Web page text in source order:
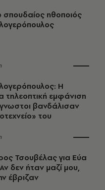
σπουδαίος ηθοποιός
Η
τηλεοπτική εμφάνιση
βανδάλισαν
του
Τσουβέλας για Εύα
δεν ήταν μαζί μου,
έβριζαν